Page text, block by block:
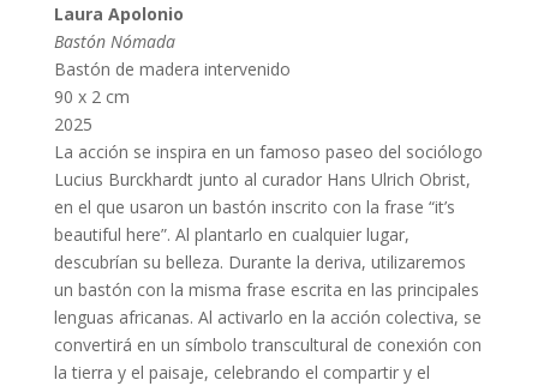
Laura Apolonio
Bastón Nómada
Bastón de madera intervenido
90 x 2 cm
2025
La acción se inspira en un famoso paseo del sociólogo
Lucius Burckhardt junto al curador Hans Ulrich Obrist,
en el que usaron un bastón inscrito con la frase “it’s
beautiful here”. Al plantarlo en cualquier lugar,
descubrían su belleza. Durante la deriva, utilizaremos
un bastón con la misma frase escrita en las principales
lenguas africanas. Al activarlo en la acción colectiva, se
convertirá en un símbolo transcultural de conexión con
la tierra y el paisaje, celebrando el compartir y el